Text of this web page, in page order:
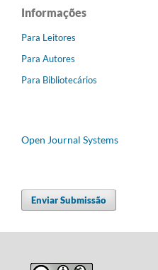
Informações
Para Leitores
Para Autores
Para Bibliotecários
Open Journal Systems
Enviar Submissão